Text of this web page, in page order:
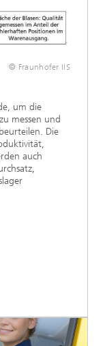
© Fraunhofer IIS
um die
messen und
Die
auch